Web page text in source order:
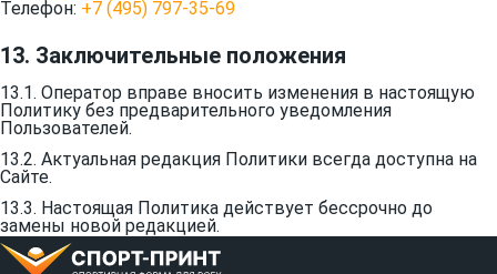
Телефон: +7 (495) 797-35-69
13. Заключительные положения
13.1. Оператор вправе вносить изменения в настоящую
Политику без предварительного уведомления
Пользователей.
13.2. Актуальная редакция Политики всегда доступна на
Сайте.
13.3. Настоящая Политика действует бессрочно до
замены новой редакцией.